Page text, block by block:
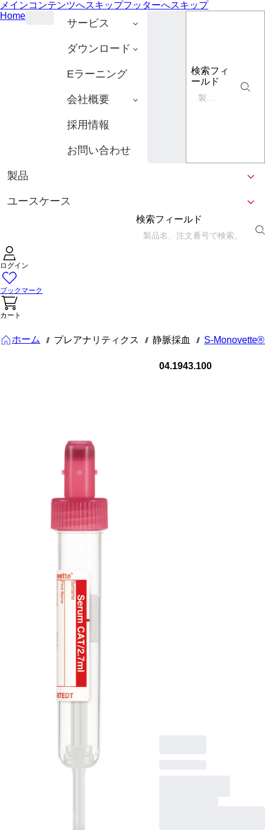
メインコンテンツへスキップフッターへスキップ
Home
サービス
ダウンロード
Eラーニング
会社概要
採用情報
お問い合わせ
検索フィ
ールド
製品
ユースケース
検索フィールド
ログイン
ブックマーク
カート
ホーム /// プレアナリティクス /// 静脈採血 /// S-
04.1943.100